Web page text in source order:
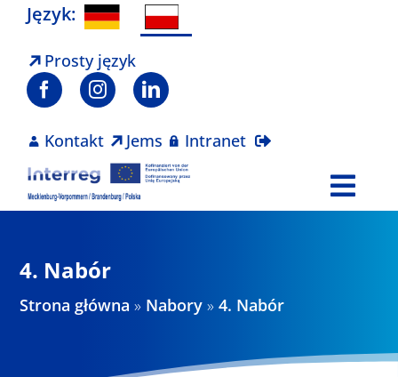
Skip
content
Język:
Prosty język
Kontakt Jems Intranet
Projekty
4. Nabór
Strona główna » Nabory »4. Nabór